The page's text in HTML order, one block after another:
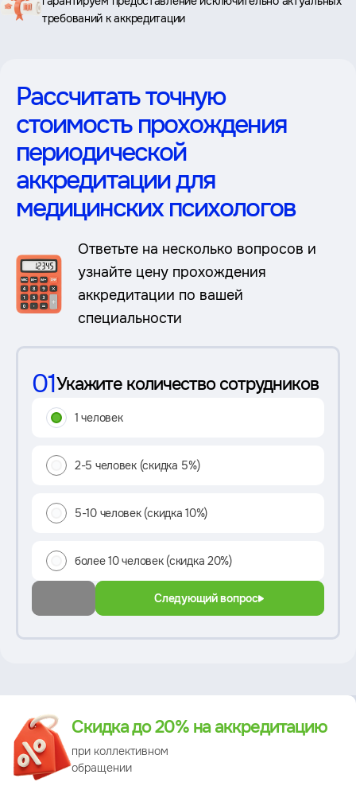
требований к аккредитации
Рассчитать точную
стоимость прохождения
периодической
аккредитации для
медицинских психологов
Ответьте на несколько вопросов и
узнайте цену прохождения
аккредитации по вашей
специальности
01Укажите количество сотрудников
1 человек
2-5 человек (скидка 5%)
5-10 человек (скидка 10%)
более 10 человек (скидка 20%)
Следующий вопрос
Преимущество
Скидка до 20% на аккредитацию
при коллективном
обращении